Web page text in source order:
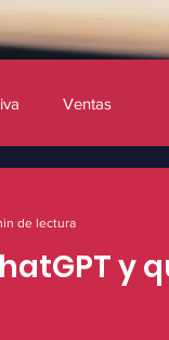
Ventas
y
de lectura